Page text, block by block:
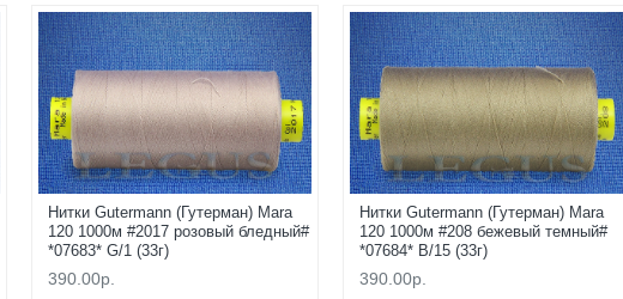
Нитки Gutermann (Гутерман) Mara
120 1000м #2017 розовый бледный#
*07683* G/1 (33г)
390.00р.
Нитки Gutermann (Гутерман) Mara
120 1000м #208 бежевый темный#
*07684* B/15 (33г)
390.00р.